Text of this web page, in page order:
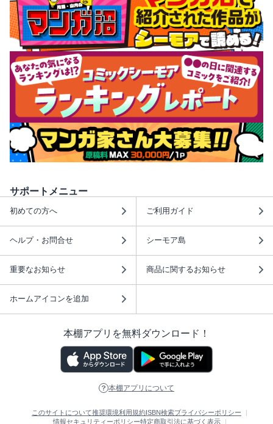
サポートメニュー
初めての方へ ご利用ガイド
ヘルプ・お問合せ シーモア島
重要なお知らせ 商品に関するお知らせ
ホームアイコンを追加
本棚アプリを無料ダウンロード！
本棚アプリについて
このサイトについて推奨環境利用規約 ISBN検索プライバシーポリシー
情報セキュリティーポリシー特定商取引法に基づく表示